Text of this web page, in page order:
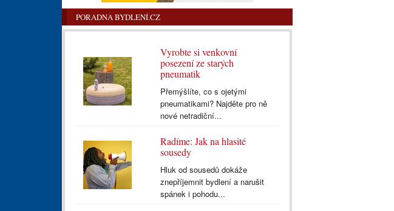
PORADNA BYDLENÍ.CZ
Vyrobte si venkovní
posezení ze starých
pneumatik
Přemýšlíte, co s ojetými
pneumatikami? Najděte pro ně
nové netradiční...
Radíme: Jak na hlasité
sousedy
Hluk od sousedů dokáže
znepříjemnit bydlení a narušit
spánek i pohodu...